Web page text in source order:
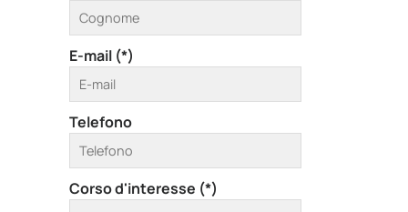
E-mail (*)
Telefono
Corso d'interesse (*)